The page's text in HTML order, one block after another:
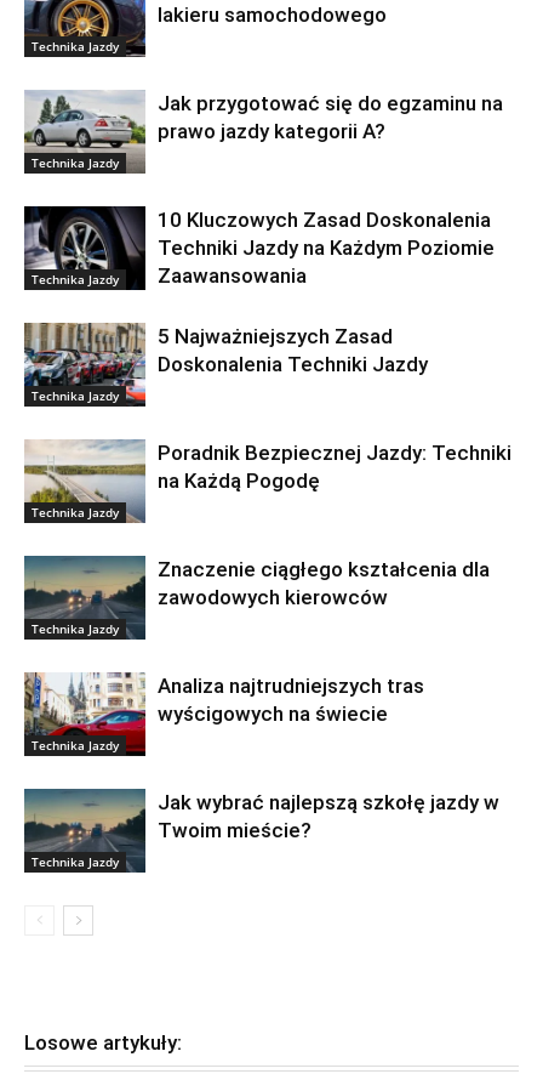
Technika Jazdy
lakieru samochodowego
Technika Jazdy
Jak przygotować się do egzaminu na
prawo jazdy kategorii A?
Technika Jazdy
10 Kluczowych Zasad Doskonalenia
Techniki Jazdy na Każdym Poziomie
Zaawansowania
Technika Jazdy
5 Najważniejszych Zasad
Doskonalenia Techniki Jazdy
Technika Jazdy
Poradnik Bezpiecznej Jazdy: Techniki
na Każdą Pogodę
Technika Jazdy
Znaczenie ciągłego kształcenia dla
zawodowych kierowców
Technika Jazdy
Analiza najtrudniejszych tras
wyścigowych na świecie
Technika Jazdy
Jak wybrać najlepszą szkołę jazdy w
Twoim mieście?
Losowe artykuły: